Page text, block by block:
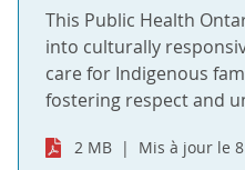
This Public Health
into culturally
care for Indigenous
fostering respect and
2 MB Mis à jour le